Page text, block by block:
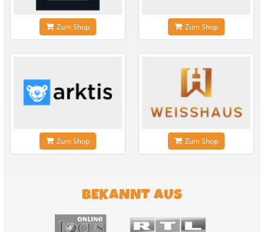
Zum Shop Zum Shop
Zum Shop Zum Shop
BEKANNT AUS